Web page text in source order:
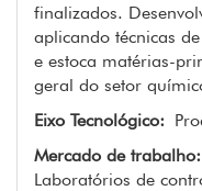
finalizados.
aplicando técnicas
e estoca matérias-
geral do setor
Eixo Tecnológico:
Mercado de trabalho:
Laboratórios de